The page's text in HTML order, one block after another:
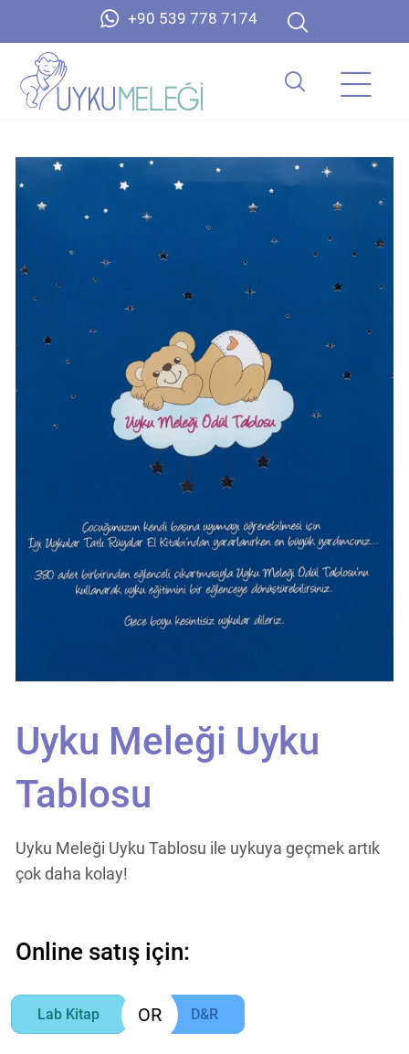
+90 539 778 7174
Uyku Meleği Uyku
Tablosu
Uyku Meleği Uyku Tablosu ile uykuya geçmek artık
çok daha kolay!
Online satış için:
Lab Kitap OR D&R